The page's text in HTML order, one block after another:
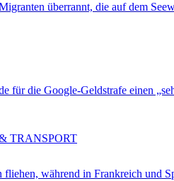
überrannt, die auf dem
für die Google-Geldstrafe einen
fliehen, während in Frankreich und
TRANSPORT